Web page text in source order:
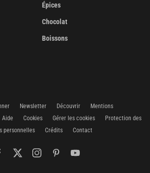
Épices
Chocolat
Boissons
Newsletter Découvrir
Mentions
Aide Cookies Gérer les cookies
Protection des
personnelles
Crédits Contact